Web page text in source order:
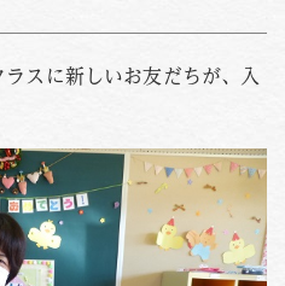
アクセス
資料請求
せはこちら
スに新しいお友だちが、入